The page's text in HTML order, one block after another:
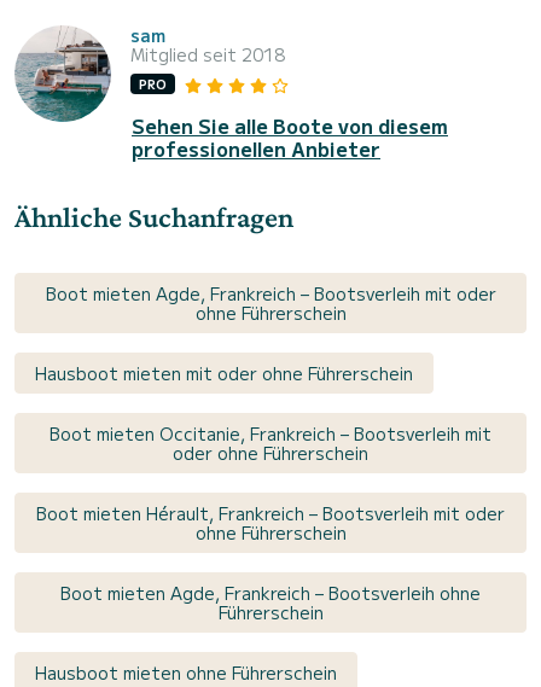
sam
Mitglied seit 2018
PRO
Sehen Sie alle Boote von diesem
professionellen Anbieter
Ähnliche Suchanfragen
Boot mieten Agde, Frankreich – Bootsverleih mit oder
ohne Führerschein
Hausboot mieten mit oder ohne Führerschein
Boot mieten Occitanie, Frankreich – Bootsverleih mit
oder ohne Führerschein
Boot mieten Hérault, Frankreich – Bootsverleih mit oder
ohne Führerschein
Boot mieten Agde, Frankreich – Bootsverleih ohne
Führerschein
Hausboot mieten ohne Führerschein